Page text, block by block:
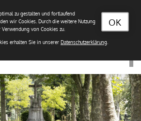
OK
zu gestalten und fortlaufend
wir Cookies. Durch die weitere Nutzung
von Cookies zu.
erhalten Sie in unserer Datenschutzerklärung